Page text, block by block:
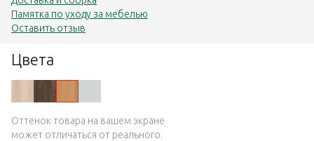
Цвета
Оттенок товара на вашем экране
может отличаться от реального.
Памятка по уходу за мебелью
Оставить отзыв